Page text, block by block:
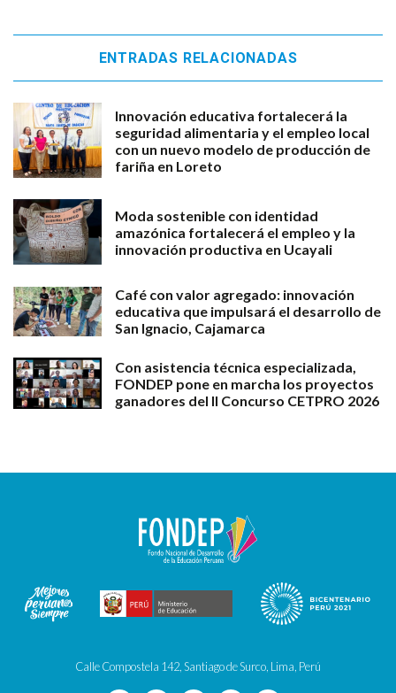
ENTRADAS RELACIONADAS
Innovación educativa fortalecerá la
seguridad alimentaria y el empleo local
con un nuevo modelo de producción de
fariña en Loreto
Moda sostenible con identidad
amazónica fortalecerá el empleo y la
innovación productiva en Ucayali
Café con valor agregado: innovación
educativa que impulsará el desarrollo de
San Ignacio, Cajamarca
Con asistencia técnica especializada,
FONDEP pone en marcha los proyectos
ganadores del II Concurso CETPRO 2026
Calle Compostela 142, Santiago de Surco, Lima, Perú